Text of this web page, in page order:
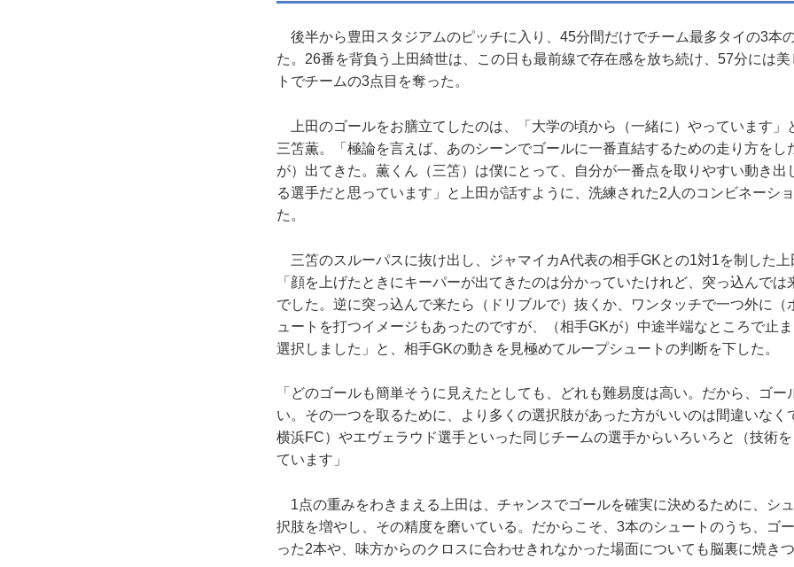
後半から豊田スタジアムのピッチに入り、45分間だけでチーム最多タイの3本
た。26番を背負う上田綺世は、この日も最前線で存在感を放ち続け、57分には
トでチームの3点目を奪った。
上田のゴールをお膳立てしたのは、「大学の頃から（一緒に）やっています」
三笘薫。「極論を言えば、あのシーンでゴールに一番直結するための走り方をし
が）出てきた。薫くん（三笘）は僕にとって、自分が一番点を取りやすい動き出
る選手だと思っています」と上田が話すように、洗練された2人のコンビネーシ
た。
三笘のスルーパスに抜け出し、ジャマイカA代表の相手GKとの1対1を制した上
「顔を上げたときにキーパーが出てきたのは分かっていたけれど、突っ込んでは
でした。逆に突っ込んで来たら（ドリブルで）抜くか、ワンタッチで一つ外に（
ュートを打つイメージもあったのですが、（相手GKが）中途半端なところで止
選択しました」と、相手GKの動きを見極めてループシュートの判断を下した。
「どのゴールも簡単そうに見えたとしても、どれも難易度は高い。だから、ゴー
い。その一つを取るために、より多くの選択肢があった方がいいのは間違いなく
横浜FC）やエヴェラウド選手といった同じチームの選手からいろいろと（技術
ています」
1点の重みをわきまえる上田は、チャンスでゴールを確実に決めるために、シ
択肢を増やし、その精度を磨いている。だからこそ、3本のシュートのうち、ゴ
った2本や、味方からのクロスに合わせきれなかった場面についても脳裏に焼きつ